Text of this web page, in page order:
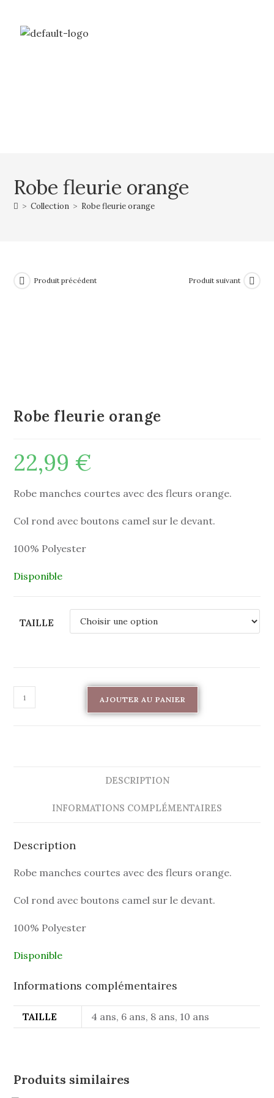
Robe fleurie orange
> Collection > Robe fleurie orange
Produit précédent Produit suivant
Robe fleurie orange
22,99 €
Robe manches courtes avec des fleurs orange.
Col rond avec boutons camel sur le devant.
100% Polyester
Disponible
TAILLE
AJOUTER AU PANIER
DESCRIPTION
INFORMATIONS COMPLÉMENTAIRES
Description
Robe manches courtes avec des fleurs orange.
Col rond avec boutons camel sur le devant.
100% Polyester
Disponible
Informations complémentaires
TAILLE 4 ans, 6 ans, 8 ans, 10 ans
Produits similaires